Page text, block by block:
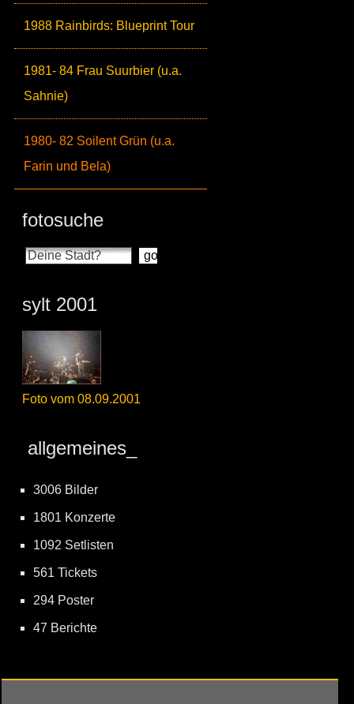
1988 Rainbirds: Blueprint Tour
1981- 84 Frau Suurbier (u.a.
Sahnie)
1980- 82 Soilent Grün (u.a.
Farin und Bela)
fotosuche
sylt 2001
Foto vom 08.09.2001
allgemeines_
3006 Bilder
1801 Konzerte
1092 Setlisten
561 Tickets
294 Poster
47 Berichte